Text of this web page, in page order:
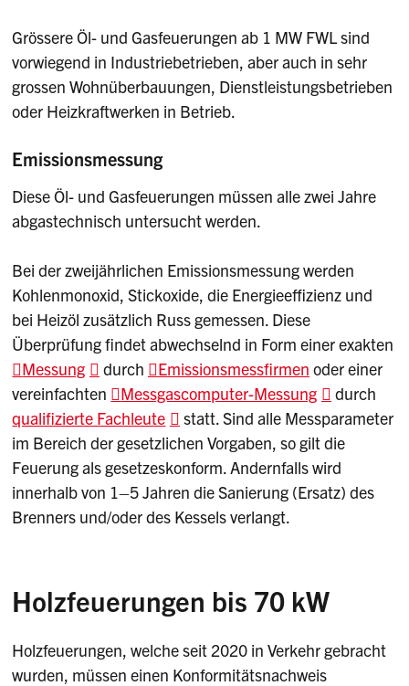
Grössere Öl- und Gasfeuerungen ab 1 MW FWL sind
vorwiegend in Industriebetrieben, aber auch in sehr
grossen Wohnüberbauungen, Dienstleistungsbetrieben
oder Heizkraftwerken in Betrieb.
Emissionsmessung
Diese Öl- und Gasfeuerungen müssen alle zwei Jahre
abgastechnisch untersucht werden.
Bei der zweijährlichen Emissionsmessung werden
Kohlenmonoxid, Stickoxide, die Energieeffizienz und
bei Heizöl zusätzlich Russ gemessen. Diese
Überprüfung findet abwechselnd in Form einer exakten
Messung
durch Emissionsmessfirmen oder einer
vereinfachten
Messgascomputer-Messung
durch
qualifizierte Fachleute
statt. Sind alle Messparameter
im Bereich der gesetzlichen Vorgaben, so gilt die
Feuerung als gesetzeskonform. Andernfalls wird
innerhalb von 1–5 Jahren die Sanierung (Ersatz) des
Brenners und/oder des Kessels verlangt.
Holzfeuerungen bis 70 kW
Holzfeuerungen, welche seit 2020 in Verkehr gebracht
wurden, müssen einen Konformitätsnachweis